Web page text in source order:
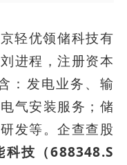
轻优领储科技有
进程，注册资本
：发电业务、输
气安装服务；储
发等。企查查股
科技（688348.S